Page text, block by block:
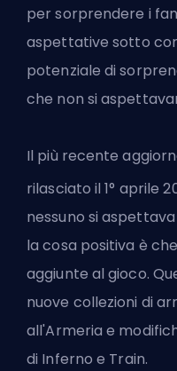
per sorprendere i
aspettative sotto
potenziale di
che non si
Il più recente
rilasciato il 1° aprile
nessuno si
la cosa positiva è
aggiunte al gioco.
nuove collezioni di
all'Armeria e
di Inferno e Train.